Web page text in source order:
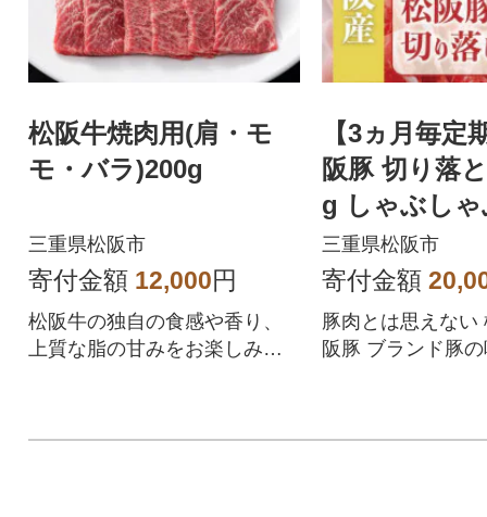
松阪牛焼肉用(肩・モ
モ・バラ)200g
三重県松阪市
寄付金額 12,000円
松阪牛の独自の食感や香り、
上質な脂の甘みをお楽しみい
【3ヵ月毎定
阪豚 切り落
g しゃぶし
ー炒め物、
も色々全2回
三重県松阪市
寄付金額
豚肉とは思えない
阪豚 ブランド豚